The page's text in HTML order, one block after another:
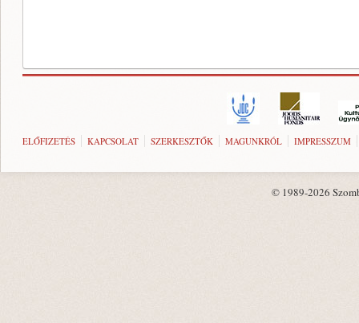
ELŐFIZETÉS KAPCSOLAT SZERKESZTŐK MAGUNKRÓL IMPRESSZUM
© 1989-2026